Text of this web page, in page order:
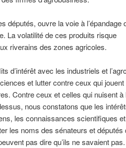
députés, ouvre la voie à l’épandage
La volatilité de ces produits risque
riverains des zones agricoles.
d’intérêt avec les industriels et
et lutter contre ceux qui
Contre ceux et celles qui nuisent à
nous constatons que les
les connaissances scientifiques
les noms des sénateurs et députés
pas dire qu’ils ne savaient